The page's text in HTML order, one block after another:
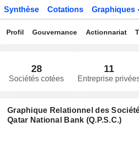
Synthèse Cotations Graphiques
Profil Gouvernance Actionnariat
28
Sociétés cotées
11
Entreprise
Graphique Relationnel des
Qatar National Bank (Q.P.S.C.)